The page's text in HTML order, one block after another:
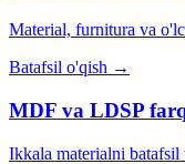
Material, furnitura va
Batafsil o'qish →
MDF va LDSP
Ikkala materialni